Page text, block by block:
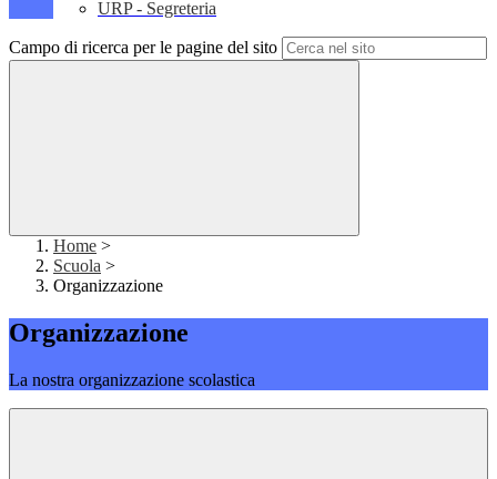
URP - Segreteria
Campo di ricerca per le pagine del sito
Home >
Scuola >
Organizzazione
Organizzazione
La nostra organizzazione scolastica